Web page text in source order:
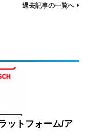
過去記事の一覧へ
ットフォーム/ア